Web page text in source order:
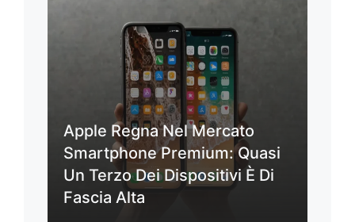
Apple Regna Nel Mercato
Smartphone Premium: Quasi
Un Terzo Dei Dispositivi È Di
Fascia Alta